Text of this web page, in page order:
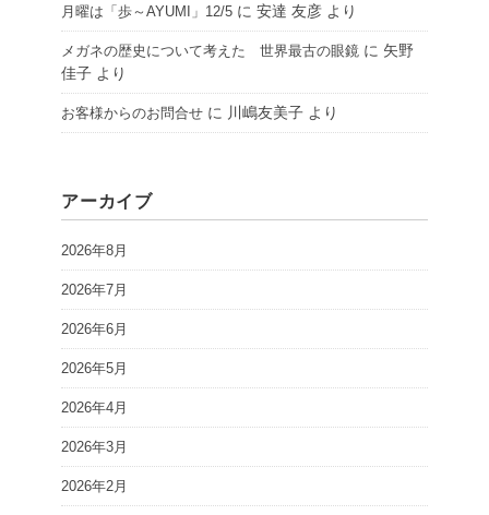
月曜は「歩～AYUMI」12/5 に 安達 友彦 より
メガネの歴史について考えた 世界最古の眼鏡 に 矢野
佳子 より
お客様からのお問合せ に 川嶋友美子 より
アーカイブ
2026年8月
2026年7月
2026年6月
2026年5月
2026年4月
2026年3月
2026年2月